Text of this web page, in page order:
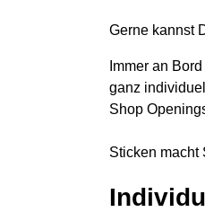
Gerne kannst
Immer an
ganz
Shop
Sticken macht